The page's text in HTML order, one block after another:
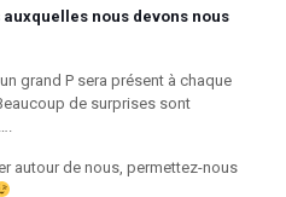
nous devons nous
grand P sera présent à chaque
de surprises sont
autour de nous, permettez-nous